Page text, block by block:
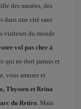
des musées, des
dans une cité sans
visiteurs du monde
vol pas cher à
qui ne dort jamais et
vous amuser et
Thyssen et Reina
du Retiro. Mais